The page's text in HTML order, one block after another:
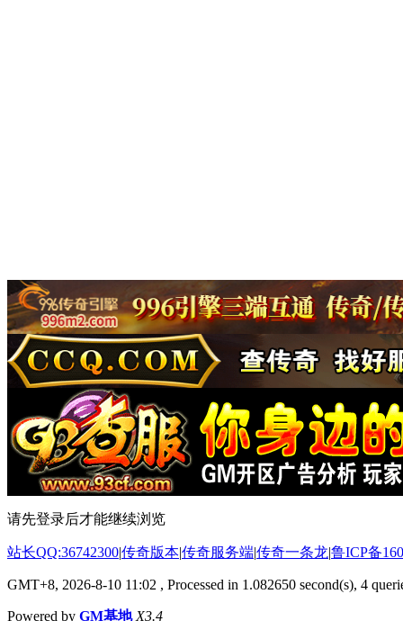
请先登录后才能继续浏览
站长QQ:36742300|传奇版本|传奇服务端|传奇一条龙|鲁ICP备
GMT+8, 2026-8-10 11:02 , Processed in 1.082650 second(s), 4
Powered by GM基地 X3.4